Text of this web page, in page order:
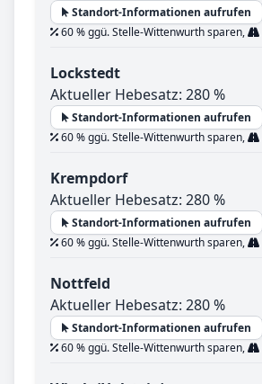
Standort-Informationen aufrufen
60 % ggü. Stelle-Wittenwurth sparen,
Lockstedt
Aktueller Hebesatz: 280 %
Standort-Informationen aufrufen
60 % ggü. Stelle-Wittenwurth sparen,
Krempdorf
Aktueller Hebesatz: 280 %
Standort-Informationen aufrufen
60 % ggü. Stelle-Wittenwurth sparen,
Nottfeld
Aktueller Hebesatz: 280 %
Standort-Informationen aufrufen
60 % ggü. Stelle-Wittenwurth sparen,